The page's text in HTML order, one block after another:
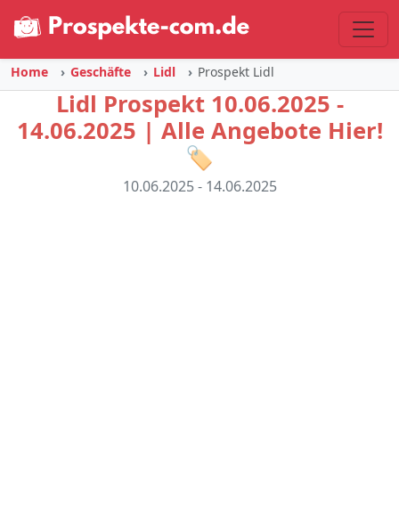
Home Geschäfte Lidl Prospekt Lidl
Lidl Prospekt 10.06.2025 -
14.06.2025 | Alle Angebote Hier!
🏷️
10.06.2025 - 14.06.2025